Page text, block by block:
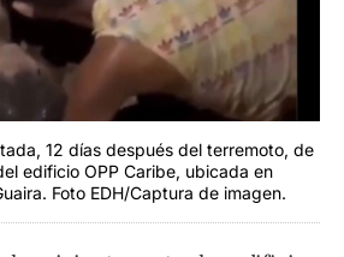
12 días después del terremoto, de
edificio OPP Caribe, ubicada en
Foto EDH/Captura de imagen.